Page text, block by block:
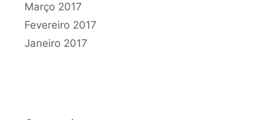
Março 2017
Fevereiro 2017
Janeiro 2017